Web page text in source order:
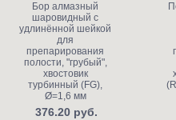
Бор алмазный
шаровидный с
удлинённой шейкой
для
препарирования
полости, "грубый",
хвостовик
турбинный (FG),
Ø=1,6 мм
376.20 руб.